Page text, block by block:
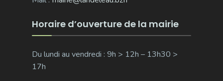
Horaire d’ouverture de la mairie
Du lundi au vendredi : 9h > 12h – 13h30 >
17h